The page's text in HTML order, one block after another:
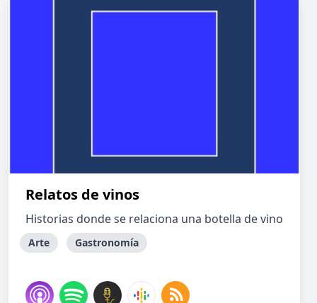
Relatos de vinos
Historias donde se relaciona una botella de vino
Arte Gastronomía